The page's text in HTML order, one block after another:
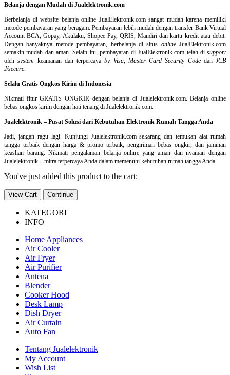
Belanja dengan Mudah di Jualelektronik.com
Berbelanja diwebsite belanja online JualElektronik.com sangat mudah karena memiliki
metode pembayaran yang beragam. Pembayaran lebih mudah dengan transfer Bank Virtual
Account BCA, Gopay, Akulaku, Shopee Pay, QRIS, Mandiri dan kartu kredit atau debit.
Dengan banyaknya metode pembayaran, berbelanja di situs onlineJualElektronik.com
semakin mudah dan aman. Selain itu, pembayaran di JualElektronik.com telah di-support
olehsystem keamanan dan terpercayaby Visa, Master Card Security Codedan JCB
J/secure.
Selalu Gratis Ongkos Kirim di Indonesia
Nikmati fitur GRATIS ONGKIR dengan belanja di Jualelektronik.com. Belanja online
bebas ongkos kirim dengan hati tenang di Jualelektronik.com.
Jualelektronik – Pusat Solusi dari Kebutuhan Elektronik Rumah Tangga Anda
Jadi, jangan ragu lagi. Kunjungi Jualelektronik.com sekarang dan temukan alat rumah
tangga terbaik dengan harga & promo terbaik, pengiriman bebas ongkir, dan jaminan
keaslian barang. Nikmati pengalaman belanja online yang aman dan nyaman dengan
Jualelektronik – mitra terpercaya Anda dalam memenuhi kebutuhan rumah tangga Anda.
You've just added this product to the cart:
View Cart Continue
KATEGORI
INFO
Home Appliances
Air Cooler
Air Fryer
Air Purifier
Antena
Blender
Cooker Hood
Desk Lamp
Dish Dryer
Air Curtain
Auto Fan
Tentang Jualelektronik
My Account
Wish List